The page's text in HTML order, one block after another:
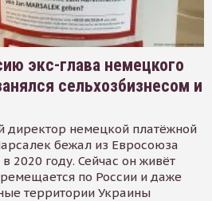
экс-глава немецкого
сельхозбизнесом и
немецкой платёжной
бежал из Евросоюза
2020 году. Сейчас он живёт
по России и даже
территории Украины